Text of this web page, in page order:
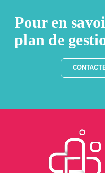
Pour en
plan de